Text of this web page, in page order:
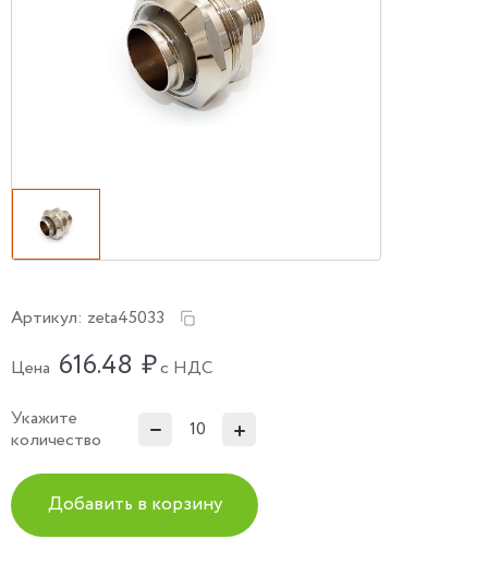
Артикул: zeta45033
Цена 616.48 ₽с НДС
Укажите
количество
Добавить в корзину